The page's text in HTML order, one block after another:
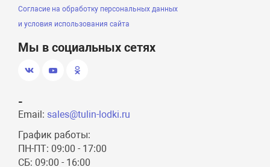
Согласие на обработку персональных данных
и условия использования сайта
Мы в социальных сетях
-
Email: sales@tulin-lodki.ru
График работы:
ПН-ПТ: 09:00 - 17:00
СБ: 09:00 - 16:00